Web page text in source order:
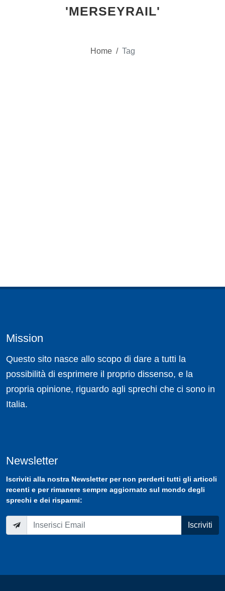
'MERSEYRAIL'
Home / Tag
Mission
Questo sito nasce allo scopo di dare a tutti la
possibilità di esprimere il proprio dissenso, e la
propria opinione, riguardo agli sprechi che ci sono in
Italia.
Newsletter
Iscriviti alla nostra Newsletterper non perderti tutti gli articoli
recenti e per rimanere sempre aggiornato sul mondo degli
sprechi e dei risparmi:
Iscriviti